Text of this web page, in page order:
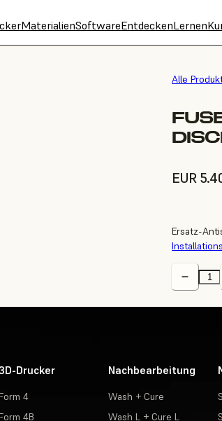
MaterialienSoftwareEntdeckenLernen
Alle
EUR
Ersatz-
Drucker
4
4B
Nachbearbeitung
Wash + Cure
Wash L + Cure L